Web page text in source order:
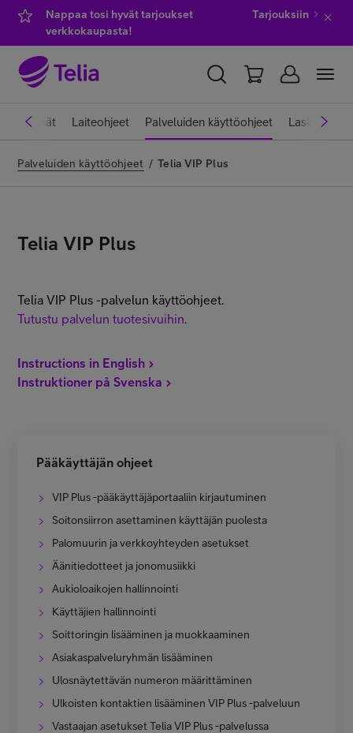
Nappaa tosi hyvät tarjoukset
verkkokaupasta!
Tarjouksiin
YKSITYISILLE YRITYKSILLE WHOLESALE
Asiakastuki
Minun Telia Yrityksille
Laiteohjeet Palveluiden käyttöohjeet Laskut ja
Palveluiden käyttöohjeet / Telia VIP Plus
Telia VIP Plus
Telia VIP Plus -palvelun käyttöohjeet.
Tutustu palvelun tuotesivuihin.
Instructions in English
Instruktioner på Svenska
Pääkäyttäjän ohjeet
VIP Plus -pääkäyttäjäportaaliin kirjautuminen
Soitonsiirron asettaminen käyttäjän puolesta
Palomuurin ja verkkoyhteyden asetukset
Äänitiedotteet ja jonomusiikki
Aukioloaikojen hallinnointi
Käyttäjien hallinnointi
Soittoringin lisääminen ja muokkaaminen
Asiakaspalveluryhmän lisääminen
Ulosnäytettävän numeron määrittäminen
Ulkoisten kontaktien lisääminen VIP Plus -palveluun
Vastaajan asetukset Telia VIP Plus -palvelussa